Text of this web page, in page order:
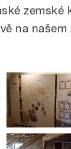
zemské
na našem